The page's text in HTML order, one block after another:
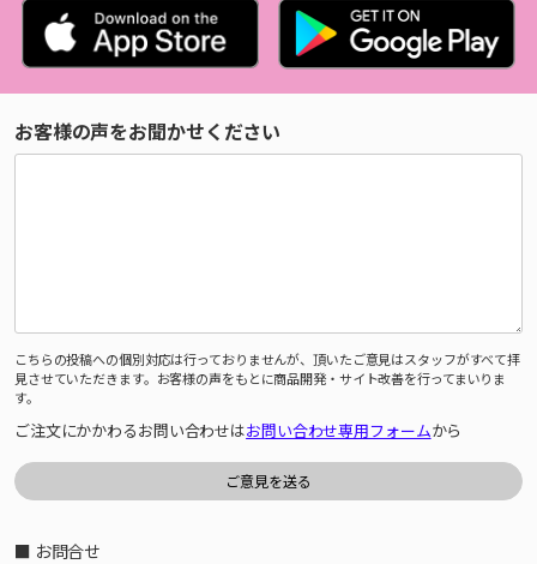
お客様の声をお聞かせください
こちらの投稿への個別対応は行っておりませんが、頂いたご意見はスタッフがすべて拝
見させていただきます。お客様の声をもとに商品開発・サイト改善を行ってまいりま
す。
ご注文にかかわるお問い合わせはお問い合わせ専用フォームから
■ お問合せ